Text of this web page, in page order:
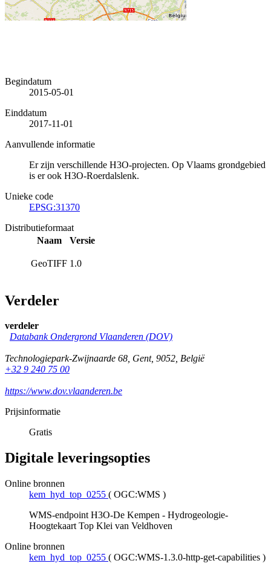
Begindatum
2015-05-01
Einddatum
2017-11-01
Aanvullende informatie
Er zijn verschillende H3O-projecten. Op Vlaams grondgebied
is er ook H3O-Roerdalslenk.
Unieke code
EPSG:31370
Distributieformaat
Naam
Versie
GeoTIFF 1.0
Verdeler
verdeler
Databank Ondergrond Vlaanderen (DOV)
Technologiepark-Zwijnaarde 68, Gent, 9052, België
+32 9 240 75 00
https://www.dov.vlaanderen.be
Prijsinformatie
Gratis
Digitale leveringsopties
Online bronnen
kem_hyd_top_0255 ( OGC:WMS )
WMS-endpoint H3O-De Kempen - Hydrogeologie-
Hoogtekaart Top Klei van Veldhoven
Online bronnen
kem_hyd_top_0255 ( OGC:WMS-1.3.0-http-get-capabilities )